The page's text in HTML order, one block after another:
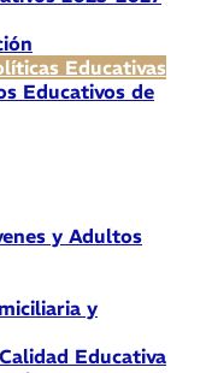
Educativas
Educativos de
y Adultos
y
Educativa